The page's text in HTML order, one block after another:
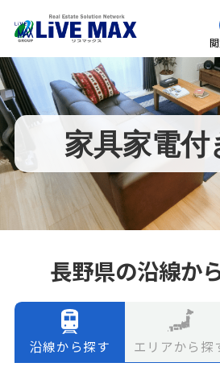
家具家電付
長野県の沿線か
沿線から探す エリアから探